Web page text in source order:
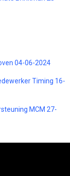
04-06-2024
Timing 16-
MCM 27-